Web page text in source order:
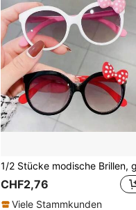
CHF2,76
Viele Stammkunden